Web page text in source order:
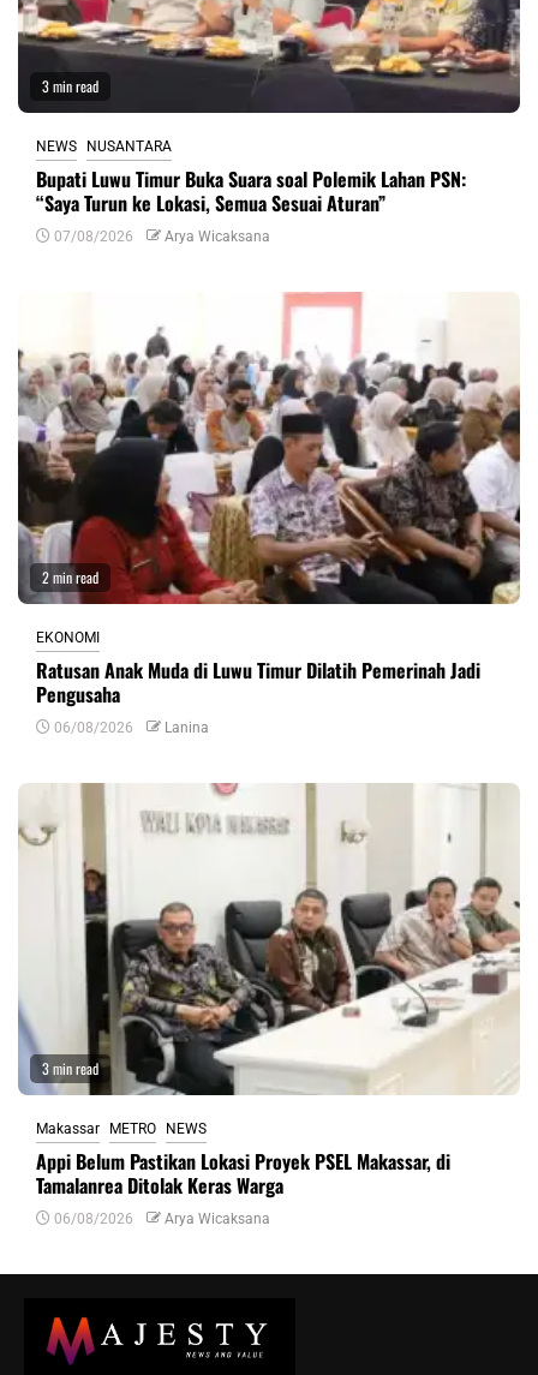
3 min read
NEWS NUSANTARA
Bupati Luwu Timur Buka Suara soal Polemik Lahan PSN:
“Saya Turun ke Lokasi, Semua Sesuai Aturan”
07/08/2026 Arya Wicaksana
2 min read
EKONOMI
Ratusan Anak Muda di Luwu Timur Dilatih Pemerinah Jadi
Pengusaha
06/08/2026 Lanina
3 min read
Makassar METRO NEWS
Appi Belum Pastikan Lokasi Proyek PSEL Makassar, di
Tamalanrea Ditolak Keras Warga
06/08/2026 Arya Wicaksana